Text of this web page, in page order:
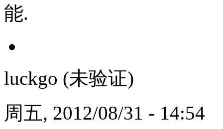
能.
luckgo (未验证)
周五, 2012/08/31 - 14:54